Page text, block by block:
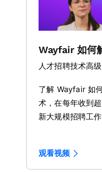
Wayfair 如何
人才招聘技术高
了解 Wayfair 如
术，在每年收到
新大规模招聘工
观看视频